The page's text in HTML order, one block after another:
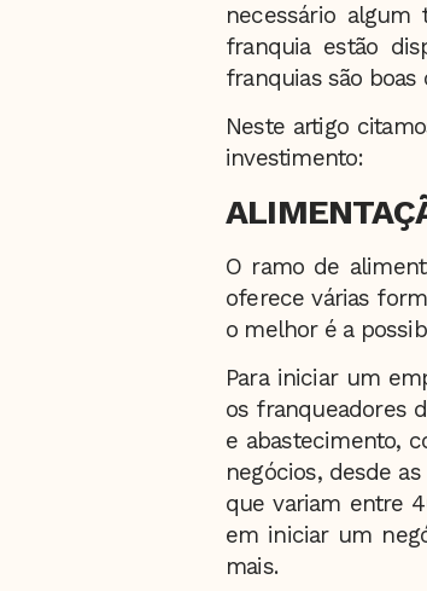
necessário
franquia estão
franquias são
Neste artigo
investimento:
O ramo de
oferece várias
o melhor é a
Para iniciar um
os franqueadores
e abastecimento,
negócios, desde
que variam entre
em iniciar um
mais.